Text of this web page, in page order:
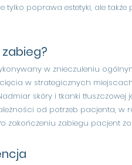
tylko poprawa estetyki, ale
w znieczuleniu
w strategicznych
skóry i tkanki
od potrzeb pacjenta,
zakończeniu zabiegu pacjent